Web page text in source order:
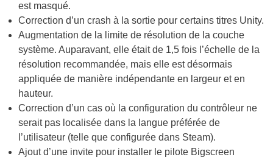
est masqué.
Correction d’un crash à la sortie pour certains titres Unity.
Augmentation de la limite de résolution de la couche
système. Auparavant, elle était de 1,5 fois l’échelle de la
résolution recommandée, mais elle est désormais
appliquée de manière indépendante en largeur et en
hauteur.
Correction d’un cas où la configuration du contrôleur ne
serait pas localisée dans la langue préférée de
l’utilisateur (telle que configurée dans Steam).
Ajout d’une invite pour installer le pilote Bigscreen